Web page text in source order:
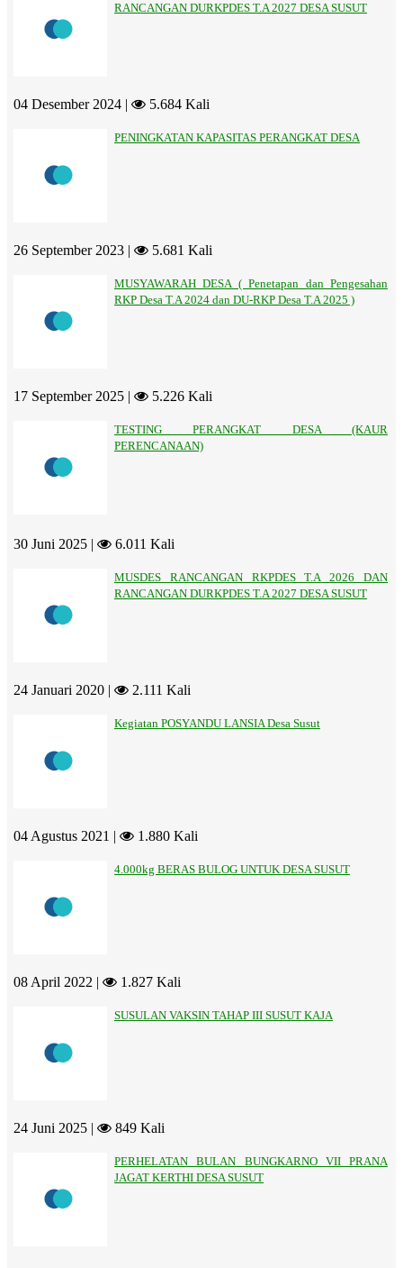
RANCANGAN DURKPDES T.A 2027 DESA SUSUT
04 Desember 2024 | 5.684 Kali
PENINGKATAN KAPASITAS PERANGKAT DESA
26 September 2023 | 5.681 Kali
MUSYAWARAH DESA ( Penetapan dan Pengesahan
RKP Desa T.A 2024 dan DU-RKP Desa T.A 2025 )
17 September 2025 | 5.226 Kali
TESTING PERANGKAT DESA (KAUR
PERENCANAAN)
30 Juni 2025 | 6.011 Kali
MUSDES RANCANGAN RKPDES T.A 2026 DAN
RANCANGAN DURKPDES T.A 2027 DESA SUSUT
24 Januari 2020 | 2.111 Kali
Kegiatan POSYANDU LANSIA Desa Susut
04 Agustus 2021 | 1.880 Kali
4.000kg BERAS BULOG UNTUK DESA SUSUT
08 April 2022 | 1.827 Kali
SUSULAN VAKSIN TAHAP III SUSUT KAJA
24 Juni 2025 | 849 Kali
PERHELATAN BULAN BUNGKARNO VII PRANA
JAGAT KERTHI DESA SUSUT